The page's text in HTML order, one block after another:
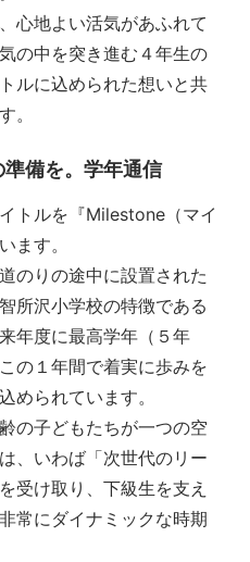
心地よい活気があふれて
の中を突き進む４年生の
ルに込められた想いと共
。
備を。学年通信
トルを『Milestone（マイ
ます。
のりの途中に設置された
所沢小学校の特徴である
年度に最高学年（５年
の１年間で着実に歩みを
められています。
の子どもたちが一つの空
、いわば「次世代のリー
受け取り、下級生を支え
常にダイナミックな時期